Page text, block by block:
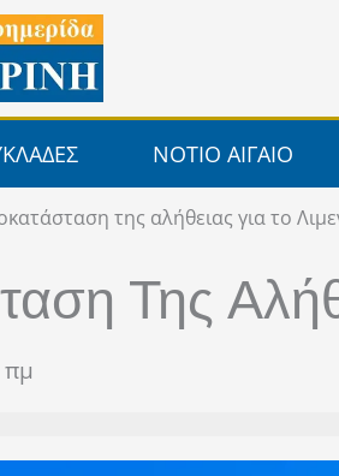
ΝΟΤΙΟ ΑΙΓΑΙΟ
της αλήθειας για το
Της